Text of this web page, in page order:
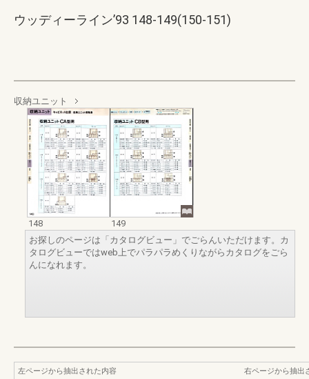
ウッディーライン’93 148-149(150-151)
収納ユニット
148
149
お探しのページは「カタログビュー」でごらんいただけます。カ
タログビューではweb上でパラパラめくりながらカタログをごら
んになれます。
左ページから抽出された内容
右ページから抽出